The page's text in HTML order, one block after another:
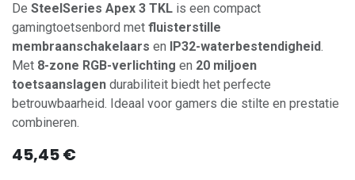
De SteelSeries Apex 3 TKL is een compact
gamingtoetsenbord met fluisterstille
membraanschakelaars en IP32-waterbestendigheid.
Met 8-zone RGB-verlichting en 20 miljoen
toetsaanslagen durabiliteit biedt het perfecte
betrouwbaarheid. Ideaal voor gamers die stilte en prestatie
combineren.
45,45€